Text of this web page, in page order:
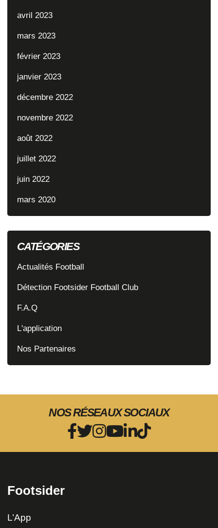
avril 2023
mars 2023
février 2023
janvier 2023
décembre 2022
novembre 2022
août 2022
juillet 2022
juin 2022
mars 2020
CATÉGORIES
Actualités Football
Détection Footsider Football Club
F.A.Q
L'application
Nos Partenaires
NOS RÉSEAUX SOCIAUX
Footsider
L’App